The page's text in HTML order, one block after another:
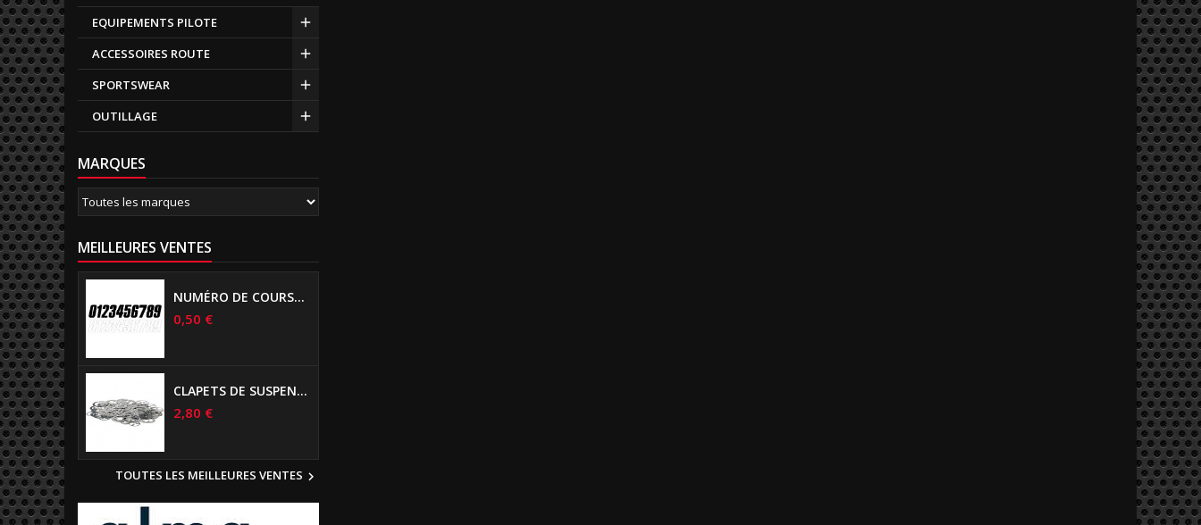
EQUIPEMENTS PILOTE
ACCESSOIRES ROUTE
SPORTSWEAR
OUTILLAGE
MARQUES
MEILLEURES VENTES
NUMÉRO DE COURSE US 17 CM NOIR
0,50 €
CLAPETS DE SUSPENSIONS DIAMÈTRE 6MM
2,80 €
TOUTES LES MEILLEURES VENTES 